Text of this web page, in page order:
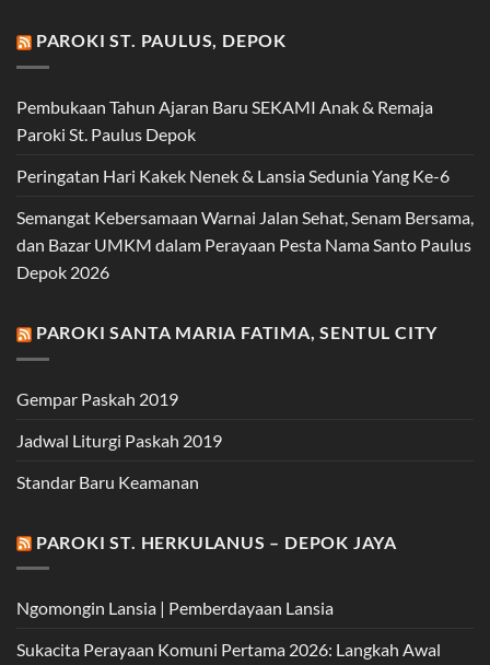
PAROKI ST. PAULUS, DEPOK
Pembukaan Tahun Ajaran Baru SEKAMI Anak & Remaja
Paroki St. Paulus Depok
Peringatan Hari Kakek Nenek & Lansia Sedunia Yang Ke-6
Semangat Kebersamaan Warnai Jalan Sehat, Senam Bersama,
dan Bazar UMKM dalam Perayaan Pesta Nama Santo Paulus
Depok 2026
PAROKI SANTA MARIA FATIMA, SENTUL CITY
Gempar Paskah 2019
Jadwal Liturgi Paskah 2019
Standar Baru Keamanan
PAROKI ST. HERKULANUS – DEPOK JAYA
Ngomongin Lansia | Pemberdayaan Lansia
Sukacita Perayaan Komuni Pertama 2026: Langkah Awal